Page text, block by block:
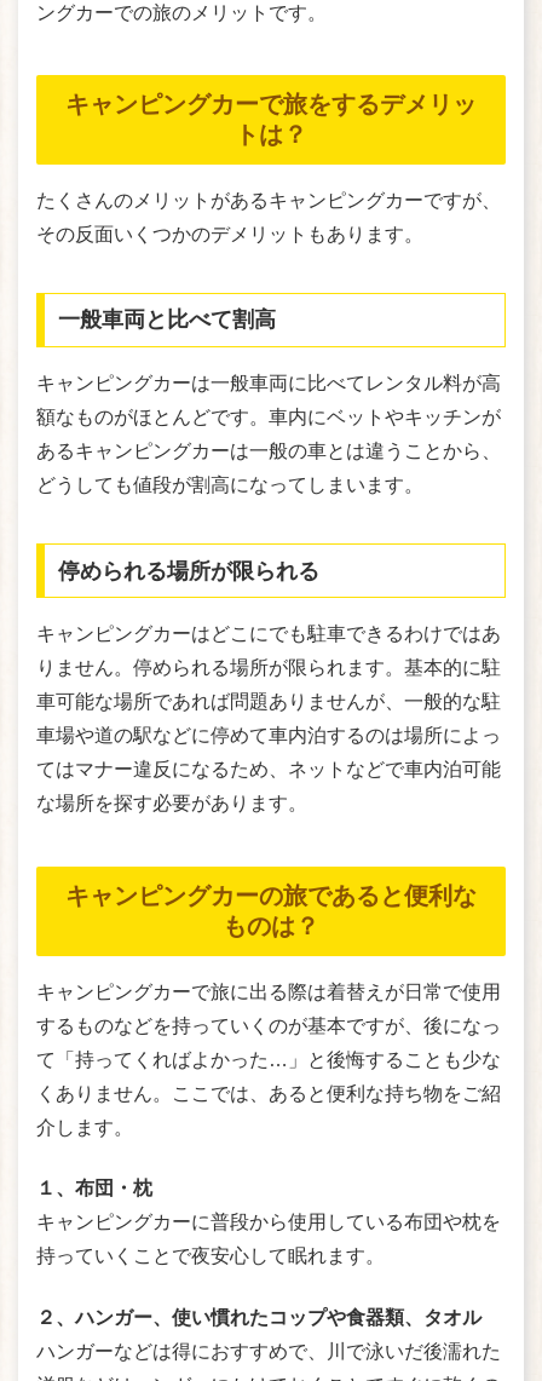
ングカーでの旅のメリットです。
キャンピングカーで旅をするデメリッ
トは？
たくさんのメリットがあるキャンピングカーですが、
その反面いくつかのデメリットもあります。
一般車両と比べて割高
キャンピングカーは一般車両に比べてレンタル料が高
額なものがほとんどです。車内にベットやキッチンが
あるキャンピングカーは一般の車とは違うことから、
どうしても値段が割高になってしまいます。
停められる場所が限られる
キャンピングカーはどこにでも駐車できるわけではあ
りません。停められる場所が限られます。基本的に駐
車可能な場所であれば問題ありませんが、一般的な駐
車場や道の駅などに停めて車内泊するのは場所によっ
てはマナー違反になるため、ネットなどで車内泊可能
な場所を探す必要があります。
キャンピングカーの旅であると便利な
ものは？
キャンピングカーで旅に出る際は着替えが日常で使用
するものなどを持っていくのが基本ですが、後になっ
て「持ってくればよかった…」と後悔することも少な
くありません。ここでは、あると便利な持ち物をご紹
介します。
１、布団・枕
キャンピングカーに普段から使用している布団や枕を
持っていくことで夜安心して眠れます。
２、ハンガー、使い慣れたコップや食器類、タオル
ハンガーなどは得におすすめで、川で泳いだ後濡れた